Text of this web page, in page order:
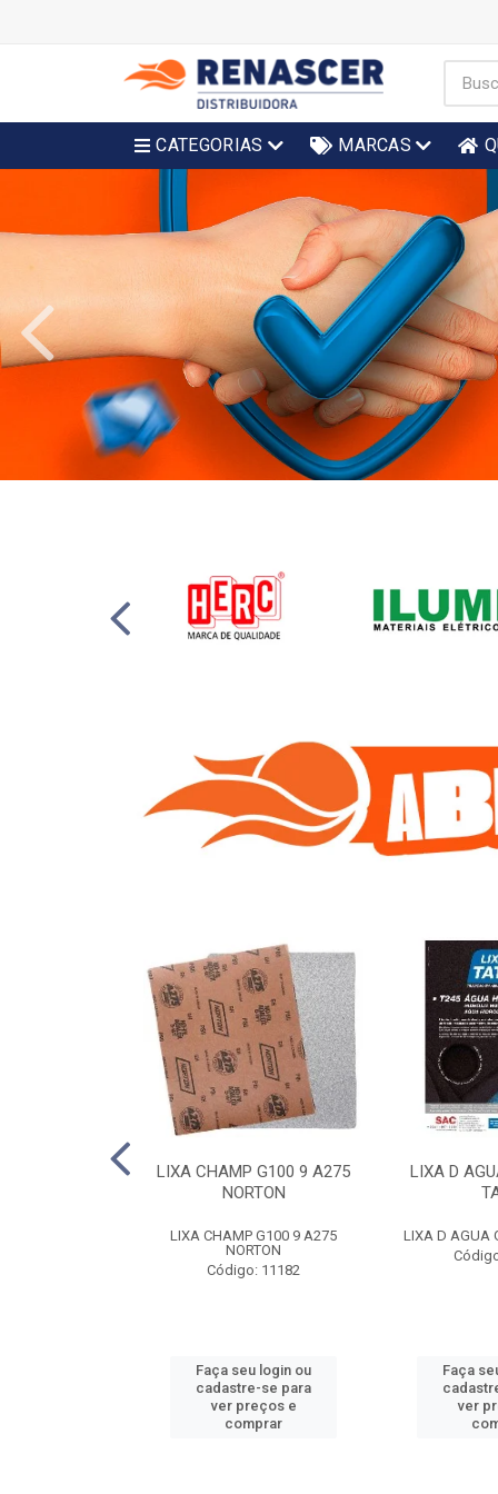
CATEGORIAS MARCAS
LIXA CHAMP G100 9 A275
NORTON
LIXA CHAMP G100 9 A275
NORTON
Código: 11182
Faça seu login ou
cadastre-se para
ver preços e
comprar
LIXA D
LIXA D AGUA
Faça
ver